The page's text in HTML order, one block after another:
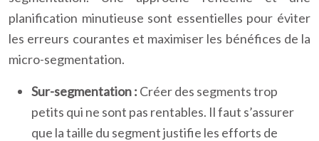
planification minutieuse sont essentielles pour éviter
les erreurs courantes et maximiser les bénéfices de la
micro-segmentation.
Sur-segmentation : Créer des segments trop
petits qui ne sont pas rentables. Il faut s’assurer
que la taille du segment justifie les efforts de